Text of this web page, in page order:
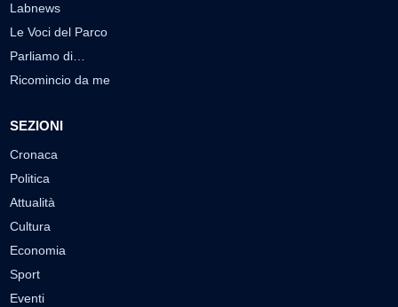
Labnews
Le Voci del Parco
Parliamo di…
Ricomincio da me
SEZIONI
Cronaca
Politica
Attualità
Cultura
Economia
Sport
Eventi